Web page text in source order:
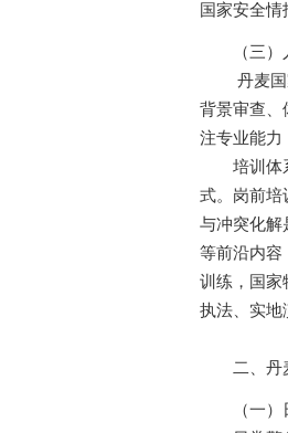
国家安全
（三）人
丹麦国家
背景审查、
注专业能力
培训体系
式。岗前培
与冲突化解
等前沿内容
训练，国家
执法、实地
二、丹麦
（一）日